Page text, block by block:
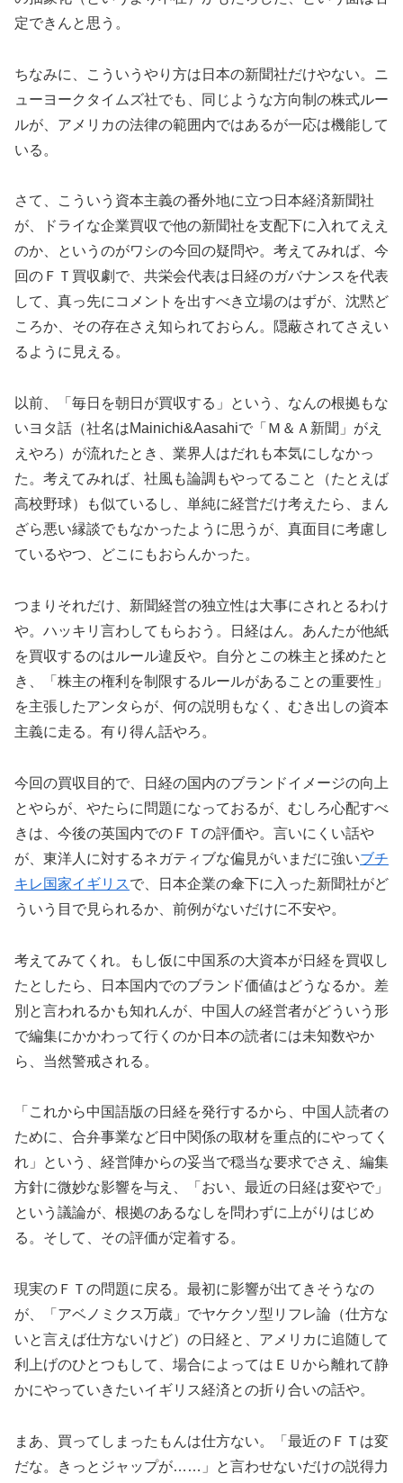
定できんと思う。
ちなみに、こういうやり方は日本の新聞社だけやない。ニ
ューヨークタイムズ社でも、同じような方向制の株式ルー
ルが、アメリカの法律の範囲内ではあるが一応は機能して
いる。
さて、こういう資本主義の番外地に立つ日本経済新聞社
が、ドライな企業買収で他の新聞社を支配下に入れてええ
のか、というのがワシの今回の疑問や。考えてみれば、今
回のＦＴ買収劇で、共栄会代表は日経のガバナンスを代表
して、真っ先にコメントを出すべき立場のはずが、沈黙ど
ころか、その存在さえ知られておらん。隠蔽されてさえい
るように見える。
以前、「毎日を朝日が買収する」という、なんの根拠もな
いヨタ話（社名はMainichi&Aasahiで「Ｍ＆Ａ新聞」がえ
えやろ）が流れたとき、業界人はだれも本気にしなかっ
た。考えてみれば、社風も論調もやってること（たとえば
高校野球）も似ているし、単純に経営だけ考えたら、まん
ざら悪い縁談でもなかったように思うが、真面目に考慮し
ているやつ、どこにもおらんかった。
つまりそれだけ、新聞経営の独立性は大事にされとるわけ
や。ハッキリ言わしてもらおう。日経はん。あんたが他紙
を買収するのはルール違反や。自分とこの株主と揉めたと
き、「株主の権利を制限するルールがあることの重要性」
を主張したアンタらが、何の説明もなく、むき出しの資本
主義に走る。有り得ん話やろ。
今回の買収目的で、日経の国内のブランドイメージの向上
とやらが、やたらに問題になっておるが、むしろ心配すべ
きは、今後の英国内でのＦＴの評価や。言いにくい話や
が、東洋人に対するネガティブな偏見がいまだに強いブチ
キレ国家イギリスで、日本企業の傘下に入った新聞社がど
ういう目で見られるか、前例がないだけに不安や。
考えてみてくれ。もし仮に中国系の大資本が日経を買収し
たとしたら、日本国内でのブランド価値はどうなるか。差
別と言われるかも知れんが、中国人の経営者がどういう形
で編集にかかわって行くのか日本の読者には未知数やか
ら、当然警戒される。
「これから中国語版の日経を発行するから、中国人読者の
ために、合弁事業など日中関係の取材を重点的にやってく
れ」という、経営陣からの妥当で穏当な要求でさえ、編集
方針に微妙な影響を与え、「おい、最近の日経は変やで」
という議論が、根拠のあるなしを問わずに上がりはじめ
る。そして、その評価が定着する。
現実のＦＴの問題に戻る。最初に影響が出てきそうなの
が、「アベノミクス万歳」でヤケクソ型リフレ論（仕方な
いと言えば仕方ないけど）の日経と、アメリカに追随して
利上げのひとつもして、場合によってはＥＵから離れて静
かにやっていきたいイギリス経済との折り合いの話や。
まあ、買ってしまったもんは仕方ない。「最近のＦＴは変
だな。きっとジャップが……」と言わせないだけの説得力